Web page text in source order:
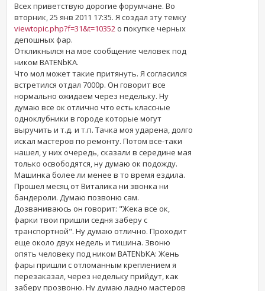
Всех приветствую дорогие форумчане. Во
вторник, 25 янв 2011 17:35. Я создал эту темку
viewtopic.php?f=31&t=10352 о покупке черных
депошных фар.
Откликнылся на мое сообщение человек под
ником BATENbKA.
Что мол может такие притянуть. Я согласился
встретился отдал 7000р. Он говорит все
нормально ожидаем через недельку. Ну
думаю все ок отлично что есть классные
одноклубники в городе которые могут
выручить и т.д. и т.п. Тачка моя ударена, долго
искал мастеров по ремонту. Потом все-таки
нашел, у них очередь, сказали в середине мая
только освободятся, ну думаю ок подожду.
Машинка более ли менее в то время ездила.
Прошел месяц от Виталика ни звонка ни
бандероли. Думаю позвоню сам.
Дозваниваюсь он говорит: "Жека все ок,
фарки твои пришли седня заберу с
транспортной". Ну думаю отлично. Проходит
еще около двух недель и тишина. Звоню
опять человеку под ником BATENbKA: Жень
фары пришли с отломанным креплением я
перезаказал, через недельку прийдут, как
заберу прозвоню. Ну думаю ладно мастеров